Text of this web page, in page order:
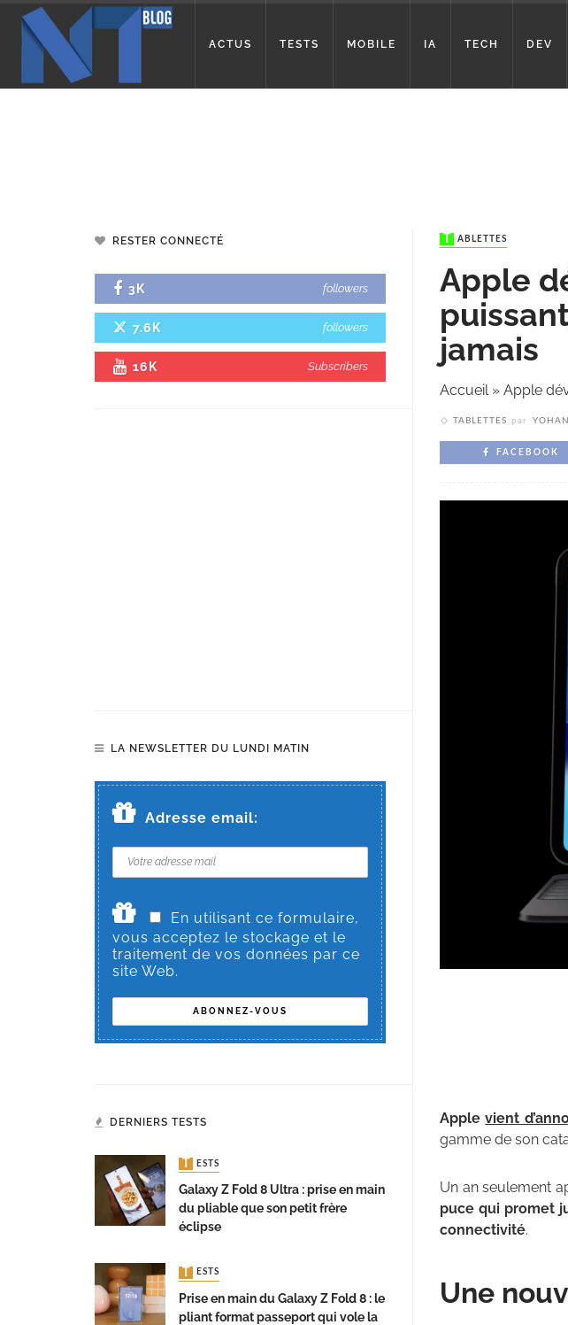
ACTUS TESTS MOBILE IA TECH DEV
TABLETTES
Apple
jamais
Accueil» Apple
TABLETTES par
FACEBOOK
Applevient
gamme de son
Un an seulement
puce qui promet
connectivité.
Une
RESTER CONNECTÉ
3K followers
7.6K followers
16K Subscribers
LA NEWSLETTER DU LUNDI MATIN
Adresse email:
En utilisant ce formulaire,
vous acceptez le stockage et le
traitement de vos données par ce
site Web.
DERNIERS TESTS
TESTS
Galaxy Z Fold 8 Ultra : prise en main
du pliable que son petit frère
éclipse
TESTS
Prise en main du Galaxy Z Fold 8 : le
pliant format passeport qui vole la